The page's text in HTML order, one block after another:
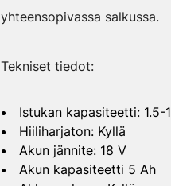
yhteensopivassa salkussa.
Tekniset tiedot:
Istukan kapasiteetti: 1.5-
Hiiliharjaton: Kyllä
Akun jännite: 18 V
Akun kapasiteetti 5 Ah